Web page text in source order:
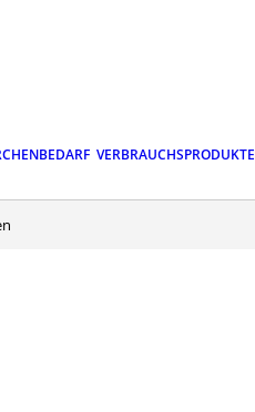
VERBRAUCHSPRODUKTE